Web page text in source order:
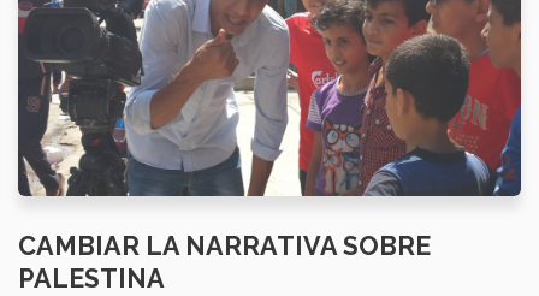
CAMBIAR LA NARRATIVA SOBRE
PALESTINA